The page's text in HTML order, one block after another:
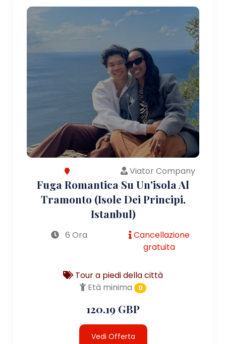
Viator Company
Fuga Romantica Su Un'isola Al
Tramonto (Isole Dei Principi,
Istanbul)
6 Ora
Cancellazione
gratuita
Tour a piedi della città
Età minima
0
120.19 GBP
Vedi Offerta